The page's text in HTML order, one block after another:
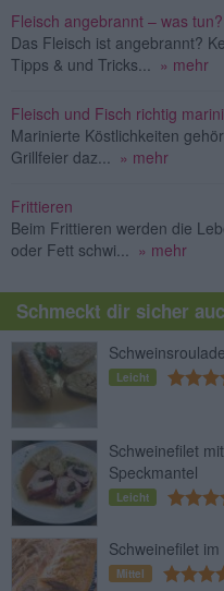
Fleisch angebrannt – was tun?
Das Fleisch ist angebrannt?
Tipps & und Tricks...
» mehr
Fleisch und Fisch richtig
Marinierte Köstlichkeiten
Grillfeier daz...
» mehr
Frittieren
Beim Frittieren werden die
oder Fett schwi...
» mehr
Schmeckt dir sicher
Leicht
Schweinefilet
Speckmantel
Leicht
Schweinefilet
Mittel